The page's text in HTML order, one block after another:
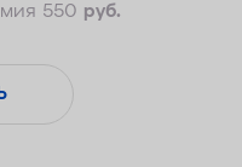
550 руб.